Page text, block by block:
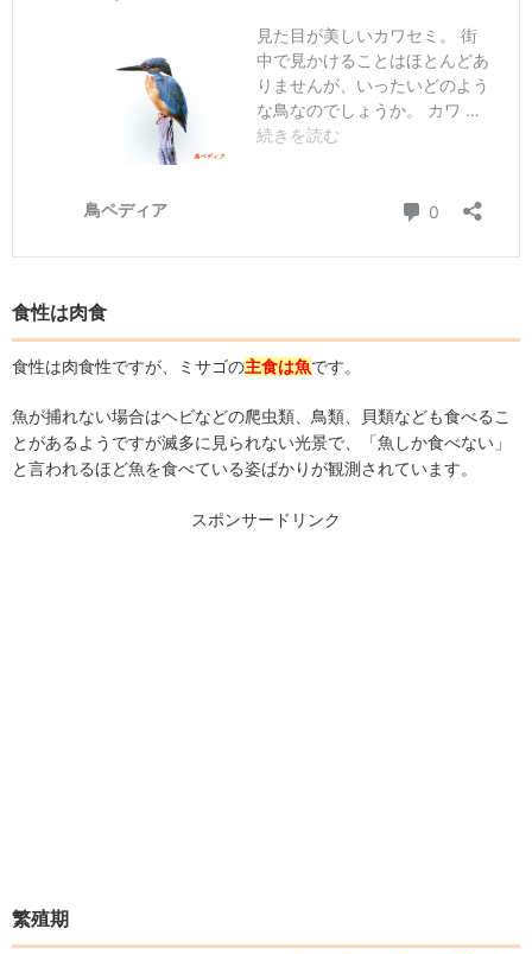
食性は肉食
食性は肉食性ですが、ミサゴの主食は魚です。
魚が捕れない場合はヘビなどの爬虫類、鳥類、貝類なども食べるこ
とがあるようですが滅多に見られない光景で、「魚しか食べない」
と言われるほど魚を食べている姿ばかりが観測されています。
スポンサードリンク
繁殖期